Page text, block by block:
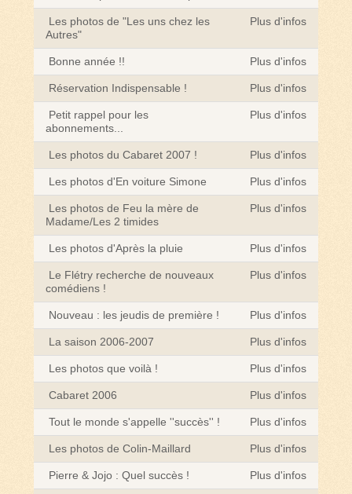
Les photos de "Les uns chez les
Autres"
Plus d'infos
Bonne année !! Plus d'infos
Réservation Indispensable ! Plus d'infos
Petit rappel pour les
abonnements...
Plus d'infos
Les photos du Cabaret 2007 ! Plus d'infos
Les photos d'En voiture Simone Plus d'infos
Les photos de Feu la mère de
Madame/Les 2 timides
Plus d'infos
Les photos d'Après la pluie Plus d'infos
Le Flétry recherche de nouveaux
comédiens !
Plus d'infos
Nouveau : les jeudis de première ! Plus d'infos
La saison 2006-2007 Plus d'infos
Les photos que voilà ! Plus d'infos
Cabaret 2006 Plus d'infos
Tout le monde s'appelle ''succès'' ! Plus d'infos
Les photos de Colin-Maillard Plus d'infos
Pierre & Jojo : Quel succès ! Plus d'infos